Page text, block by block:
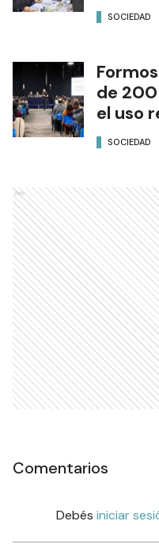
SOCIEDAD
de
el uso
SOCIEDAD
Ads
Comentarios
Debés iniciar